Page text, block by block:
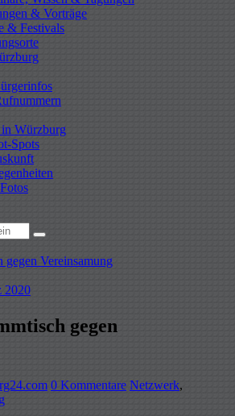
& Vorträge
& Festivals
Würzburg
Spots
2020
gegen
0 Kommentare Netzwerk,